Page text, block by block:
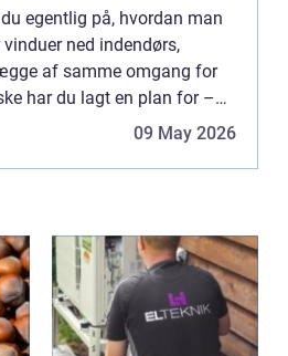
egentlig på, hvordan man
ned indendørs,
af samme omgang for
har du lagt en plan for –
09 May 2026